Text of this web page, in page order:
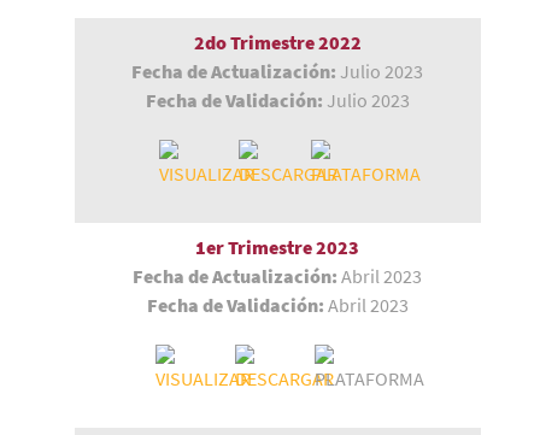
2do Trimestre2022
Fecha de Actualización: Julio 2023
Fecha de Validación: Julio 2023
1er Trimestre 2023
Fecha de Actualización: Abril 2023
Fecha de Validación: Abril 2023